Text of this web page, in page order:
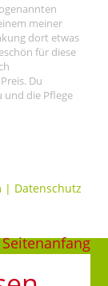
meiner
dort etwas
für diese
Du
und die Pflege
| Datenschutz